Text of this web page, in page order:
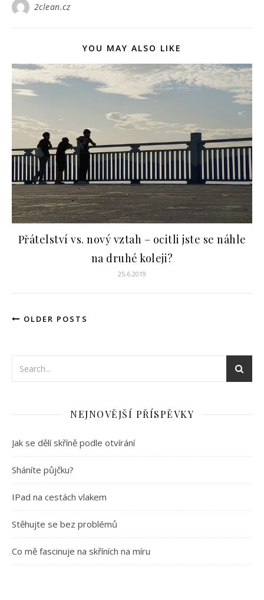
2clean.cz
YOU MAY ALSO LIKE
Přátelství vs. nový vztah – ocitli jste se náhle
na druhé koleji?
25.6.2019
OLDER POSTS
NEJNOVĚJŠÍ PŘÍSPĚVKY
Jak se dělí skříně podle otvírání
Sháníte půjčku?
IPad na cestách vlakem
Stěhujte se bez problémů
Co mě fascinuje na skříních na míru